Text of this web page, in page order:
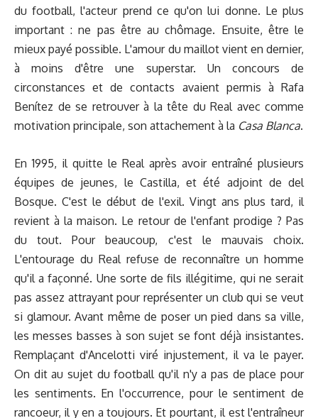
du football, l'acteur prend ce qu'on lui donne. Le plus
important : ne pas être au chômage. Ensuite, être le
mieux payé possible. L'amour du maillot vient en dernier,
à moins d'être une superstar. Un concours de
circonstances et de contacts avaient permis à Rafa
Benítez de se retrouver à la tête du Real avec comme
motivation principale, son attachement à la Casa Blanca.
En 1995, il quitte le Real après avoir entraîné plusieurs
équipes de jeunes, le Castilla, et été adjoint de del
Bosque. C'est le début de l'exil. Vingt ans plus tard, il
revient à la maison. Le retour de l'enfant prodige ? Pas
du tout. Pour beaucoup, c'est le mauvais choix.
L'entourage du Real refuse de reconnaître un homme
qu'il a façonné. Une sorte de fils illégitime, qui ne serait
pas assez attrayant pour représenter un club qui se veut
si glamour. Avant même de poser un pied dans sa ville,
les messes basses à son sujet se font déjà insistantes.
Remplaçant d'Ancelotti viré injustement, il va le payer.
On dit au sujet du football qu'il n'y a pas de place pour
les sentiments. En l'occurrence, pour le sentiment de
rancoeur, il y en a toujours. Et pourtant, il est l'entraîneur